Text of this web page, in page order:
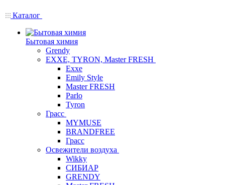
Каталог
Бытовая химия
Grendy
EXXE, TYRON, Master FRESH
Exxe
Emily Style
Master FRESH
Parlo
Tyron
Грасс
MYMUSE
BRANDFREE
Грасс
Освежители воздуха
Wikky
СИБИАР
GRENDY